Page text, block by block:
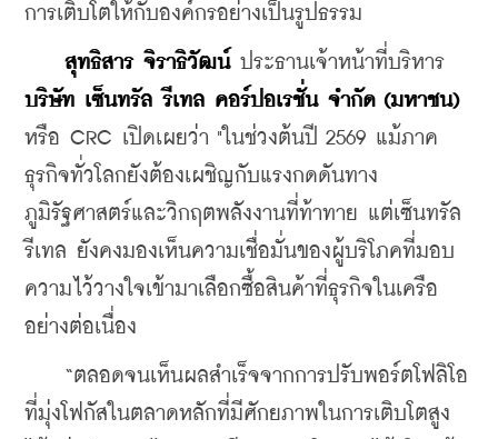
การเติบโตให้กับองค์กรอย่างเป็นรูปธรรม
สุทธิสาร จิราธิวัฒน์
บริษัท เซ็นทรัล รีเทล คอร์ปอเรชั่น จำกัด (มหาชน)
หรือ CRC เปิดเผยว่า "ในช่วงต้นปี 2569 แม้ภาค
ธุรกิจทั่วโลกยังต้องเผชิญกับแรงกดดันทาง
ภูมิรัฐศาสตร์และวิกฤตพลังงานที่ท้าทาย แต่เซ็นทรัล
รีเทล ยังคงมองเห็นความเชื่อมั่นของผู้บริโภคที่มอบ
ความไว้วางใจเข้ามาเลือกซื้อสินค้าที่ธุรกิจในเครือ
อย่างต่อเนื่อง
“ตลอดจนเห็นผลสำเร็จจากการปรับพอร์ตโฟลิโอ
ที่มุ่งโฟกัสในตลาดหลักที่มีศักยภาพในการเติบโตสูง